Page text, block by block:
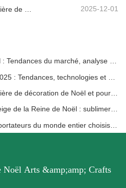
2025-12-01
Décorations de sapin de Noël : Tendances du marché, analyse de la chaîne d'approvisionnement et guide d'achat 2025
Le sapin de Noël flocon de neige de la Reine de Noël : sublimer l'élégance festive avec un luxe européen intemporel
Noël Arts &amp;amp; Crafts